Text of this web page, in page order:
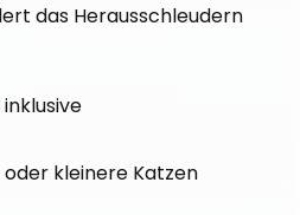
das Herausschleudern
kleinere Katzen